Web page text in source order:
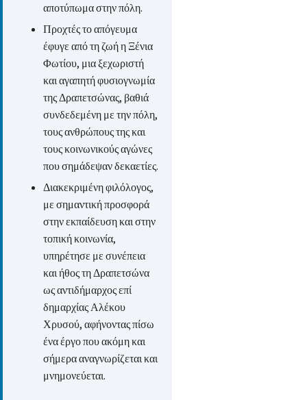
αποτύπωμα στην πόλη.
Προχτές το απόγευμα
έφυγε από τη ζωή η Ξένια
Φωτίου, μια ξεχωριστή
και αγαπητή φυσιογνωμία
της Δραπετσώνας, βαθιά
συνδεδεμένη με την πόλη,
τους ανθρώπους της και
τους κοινωνικούς αγώνες
που σημάδεψαν δεκαετίες.
Διακεκριμένη φιλόλογος,
με σημαντική προσφορά
στην εκπαίδευση και στην
τοπική κοινωνία,
υπηρέτησε με συνέπεια
και ήθος τη Δραπετσώνα
ως αντιδήμαρχος επί
δημαρχίας Αλέκου
Χρυσού, αφήνοντας πίσω
ένα έργο που ακόμη και
σήμερα αναγνωρίζεται και
μνημονεύεται.